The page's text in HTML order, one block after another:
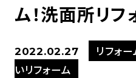
ム！洗面所リフ
2022.02.27
リフォ
いリフォーム